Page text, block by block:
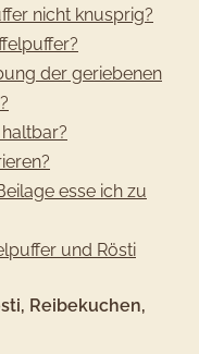
nicht knusprig?
der geriebenen
esse ich zu
und Rösti
Reibekuchen,